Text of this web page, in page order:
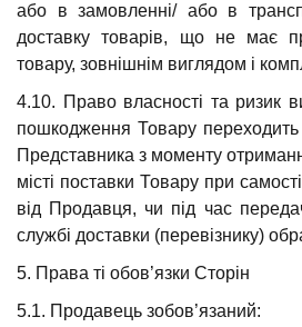
або в замовленні/ або в
доставку товарів, що не має
товару, зовнішнім виглядом і
4.10. Право власності та ризик
пошкодження Товару
Представника з моменту
місті поставки Товару при
від Продавця, чи під час
службі доставки (перевізнику)
5. Права ті обов’язки Сторін
5.1. Продавець зобов’язаний: